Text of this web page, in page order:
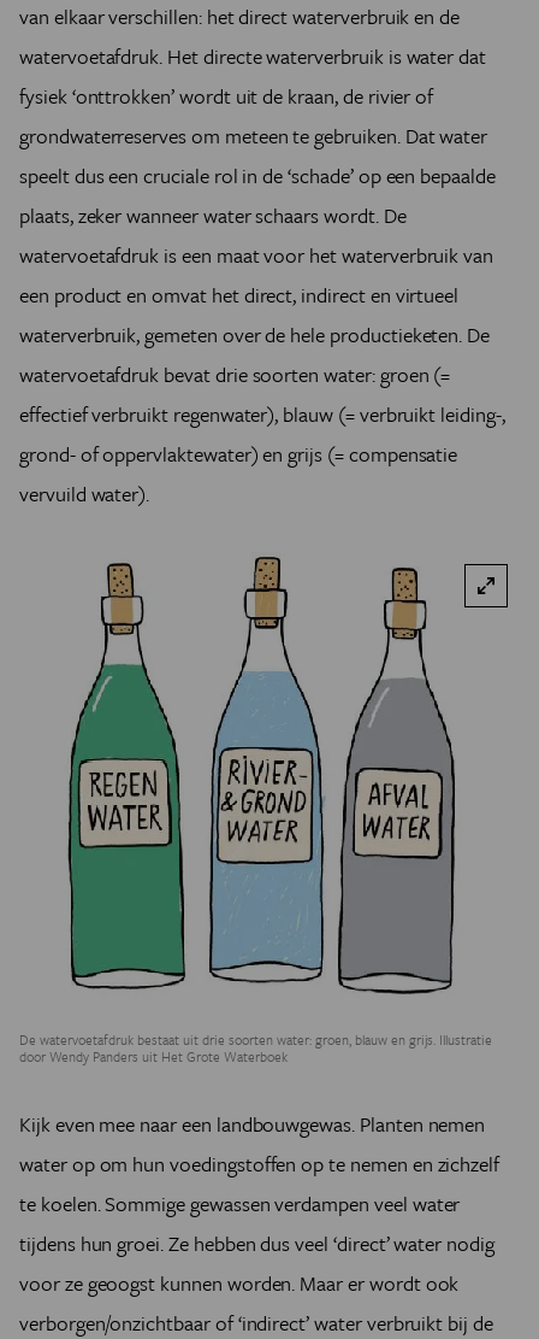
van elkaar verschillen: het direct waterverbruik en de
watervoetafdruk. Het directe waterverbruik is water dat
fysiek ‘onttrokken’ wordt uit de kraan, de rivier of
grondwaterreserves om meteen te gebruiken. Dat water
speelt dus een cruciale rol in de ‘schade’ op een bepaalde
plaats, zeker wanneer water schaars wordt. De
watervoetafdruk is een maat voor het waterverbruik van
een product en omvat het direct, indirect en virtueel
waterverbruik, gemeten over de hele productieketen. De
watervoetafdruk bevat drie soorten water: groen (=
effectief verbruikt regenwater), blauw (= verbruikt leiding-,
grond- of oppervlaktewater) en grijs (= compensatie
vervuild water).
De watervoetafdruk bestaat uit drie soorten water: groen, blauw en grijs. Illustratie
door Wendy Panders uit Het Grote Waterboek
Kijk even mee naar een landbouwgewas. Planten nemen
water op om hun voedingstoffen op te nemen en zichzelf
te koelen. Sommige gewassen verdampen veel water
tijdens hun groei. Ze hebben dus veel ‘direct’ water nodig
voor ze geoogst kunnen worden. Maar er wordt ook
verborgen/onzichtbaar of ‘indirect’ water verbruikt bij de